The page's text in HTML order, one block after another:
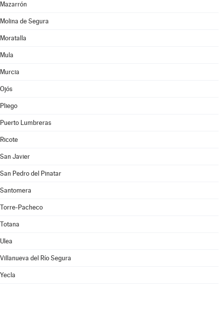
Mazarrón
Molina de Segura
Moratalla
Mula
Murcia
Ojós
Pliego
Puerto Lumbreras
Ricote
San Javier
San Pedro del Pinatar
Santomera
Torre-Pacheco
Totana
Ulea
Villanueva del Río Segura
Yecla